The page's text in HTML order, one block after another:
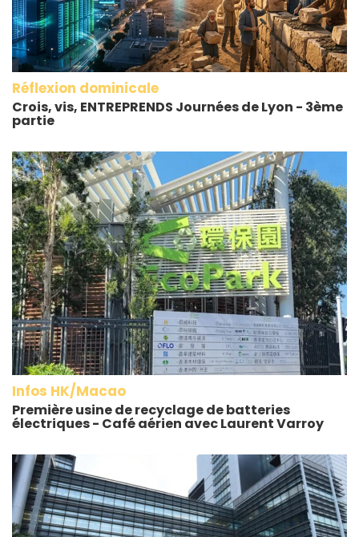
Réflexion dominicale
Crois, vis, ENTREPRENDS Journées de Lyon - 3ème
partie
Infos HK/Macao
Première usine de recyclage de batteries
électriques - Café aérien avec Laurent Varroy